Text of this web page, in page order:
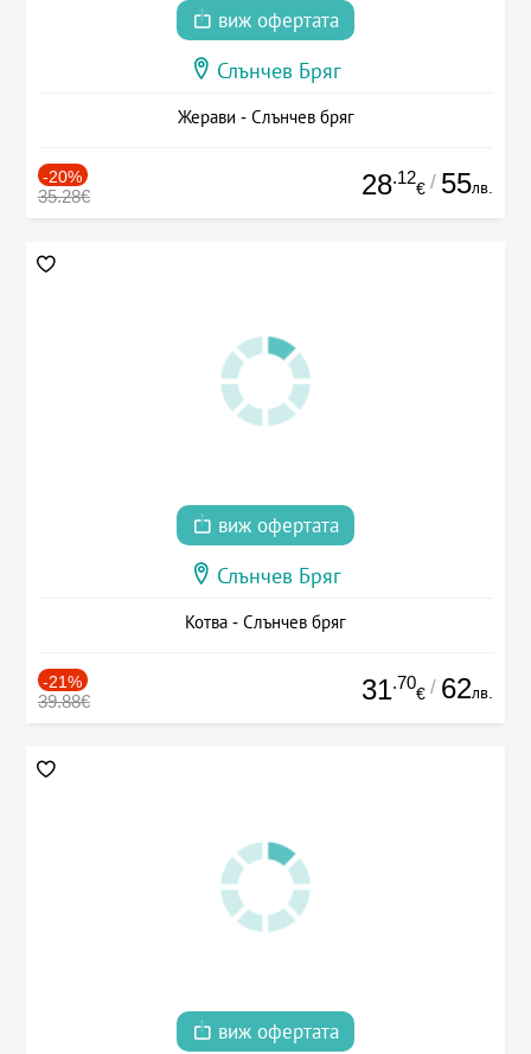
виж офертата
Слънчев Бряг
Жерави - Слънчев бряг
-20%
35.28€ 28.12
€ / 55лв.
виж офертата
Слънчев Бряг
Котва - Слънчев бряг
-21%
39.88€ 31.70
€ / 62лв.
виж офертата